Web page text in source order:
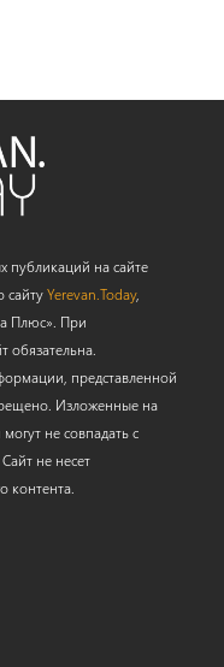
публикаций на сайте
сайтуYerevan.Today,
Плюс». При
обязательна.
представленной
Изложенные на
не совпадать с
не несет
контента.